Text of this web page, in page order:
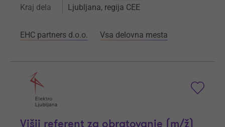
Kraj dela Ljubljana, regija CEE
EHC partners d.o.o. Vsa delovna mesta
Višji referent za obratovanje (m/ž)